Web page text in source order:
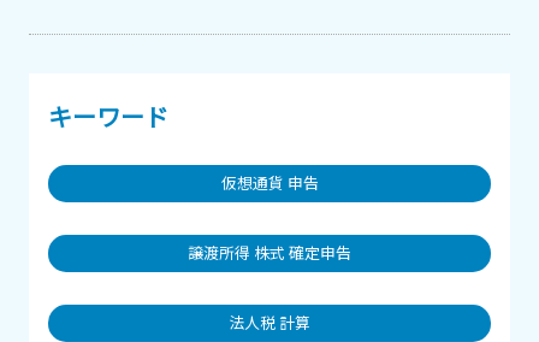
キーワード
仮想通貨 申告
譲渡所得 株式 確定申告
法人税 計算